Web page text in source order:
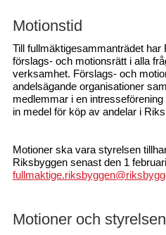
Motionstid
Till fullmäktigesammanträdet
förslags- och motionsrätt i alla
verksamhet. Förslags- och
andelsägande organisationer
medlemmar i en
in medel för köp av andelar i
Motioner ska vara styrelsen
Riksbyggen senast den 1
Motioner och